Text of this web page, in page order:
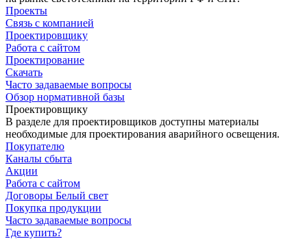
Проекты
Связь с компанией
Проектировщику
Работа с сайтом
Проектирование
Скачать
Часто задаваемые вопросы
Обзор нормативной базы
Проектировщику
В разделе для проектировщиков доступны материалы
необходимые для проектирования аварийного освещения.
Покупателю
Каналы сбыта
Акции
Работа с сайтом
Договоры Белый свет
Покупка продукции
Часто задаваемые вопросы
Где купить?